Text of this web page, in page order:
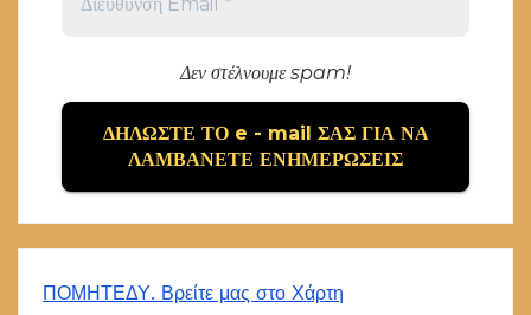
Δεν στέλνουμε spam!
ΠΟΜΗΤΕΔΥ. Βρείτε μας στο Χάρτη